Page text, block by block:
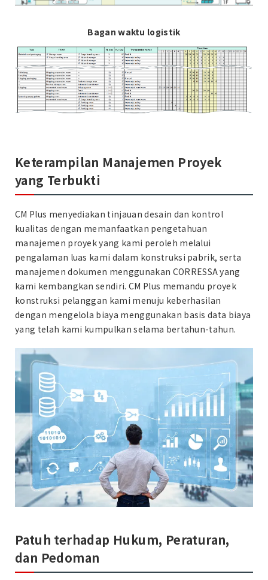
Bagan waktu logistik
Keterampilan Manajemen Proyek
yang Terbukti
CM Plus menyediakan tinjauan desain dan kontrol
kualitas dengan memanfaatkan pengetahuan
manajemen proyek yang kami peroleh melalui
pengalaman luas kami dalam konstruksi pabrik, serta
manajemen dokumen menggunakan CORRESSA yang
kami kembangkan sendiri. CM Plus memandu proyek
konstruksi pelanggan kami menuju keberhasilan
dengan mengelola biaya menggunakan basis data biaya
yang telah kami kumpulkan selama bertahun-tahun.
Patuh terhadap Hukum, Peraturan,
dan Pedoman